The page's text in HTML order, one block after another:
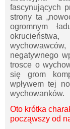
fascynujących
strony ta
ogromnym
negatywnego
trosce o
się grom
wpływem tej
wychowanków.
Oto krótka
począwszy od